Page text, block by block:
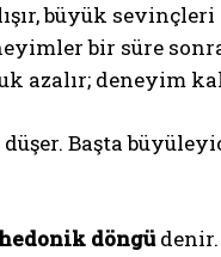
büyük sevinçleri
bir süre
azalır; deneyim
Başta
hedonik döngüdenir.